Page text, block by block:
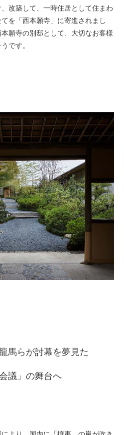
改築して、一時住居として住まわ
を「西本願寺」に寄進されまし
願寺の別邸として、大切なお客様
です。
馬らが討幕を夢見た
議」の舞台へ